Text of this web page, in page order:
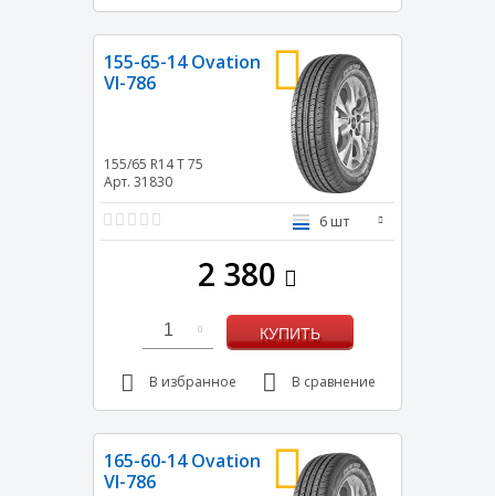
155-65-14 Ovation
VI-786
155/65 R14T75
Арт. 31830
6 шт
2 380
1 КУПИТЬ
В избранное В сравнение
165-60-14 Ovation
VI-786